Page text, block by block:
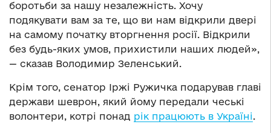
боротьби за нашу незалежність. Хочу
подякувати вам за те, що ви нам відкрили двері
на самому початку вторгнення росії. Відкрили
без будь-яких умов, прихистили наших людей»,
— сказав Володимир Зеленський.
Крім того, сенатор Іржі Ружичка подарував главі
держави шеврон, який йому передали чеські
волонтери, котрі понад рік працюють в Україні.